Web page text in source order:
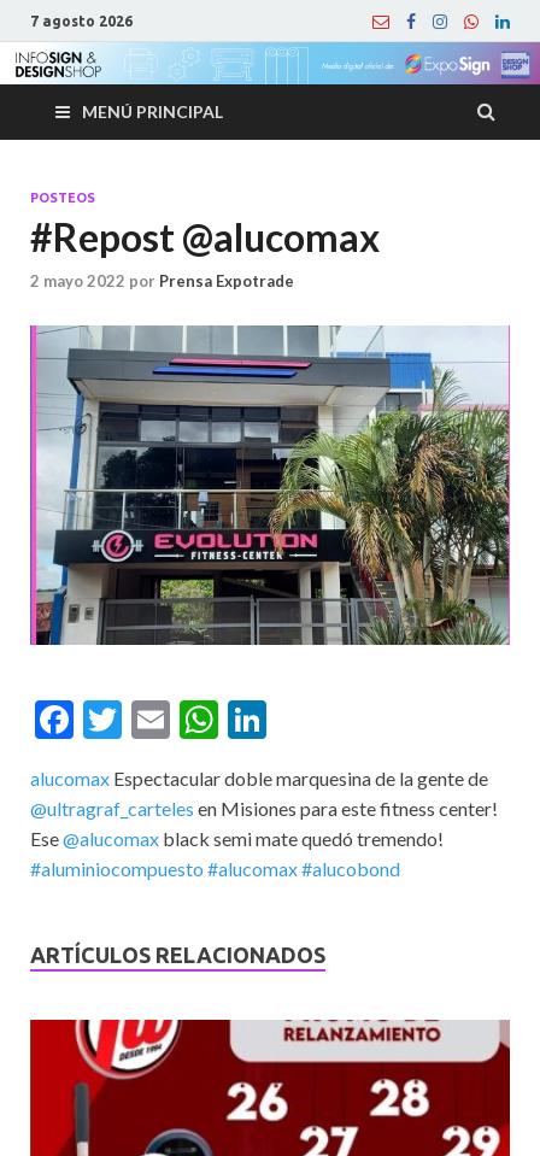
7 agosto 2026
MENÚ PRINCIPAL
POSTEOS
#Repost @alucomax
2 mayo 2022 por Prensa Expotrade
F
e
b
o
k
T
itt
er
E
ai
l
W
at
s
A
p
ke
dI
n
alucomax Espectacular doble marquesina de la gente de
@ultragraf_carteles en Misiones para este fitness center!
Ese@alucomax black semi mate quedó tremendo!
#aluminiocompuesto #alucomax#alucobond
ARTÍCULOS RELACIONADOS